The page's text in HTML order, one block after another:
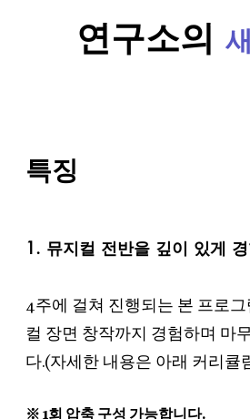
연구소의
특징
1. 뮤지컬 전반을 깊이 있게
4주에 걸쳐 진행되는 본 프로
컬 장면 창작까지 경험하며 마
다.(자세한 내용은 아래 커리큘
※ 1회 압축 구성 가능합니다.